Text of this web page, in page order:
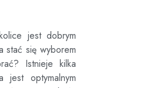
jest dobrym
stać się wyborem
Istnieje kilka
optymalnym